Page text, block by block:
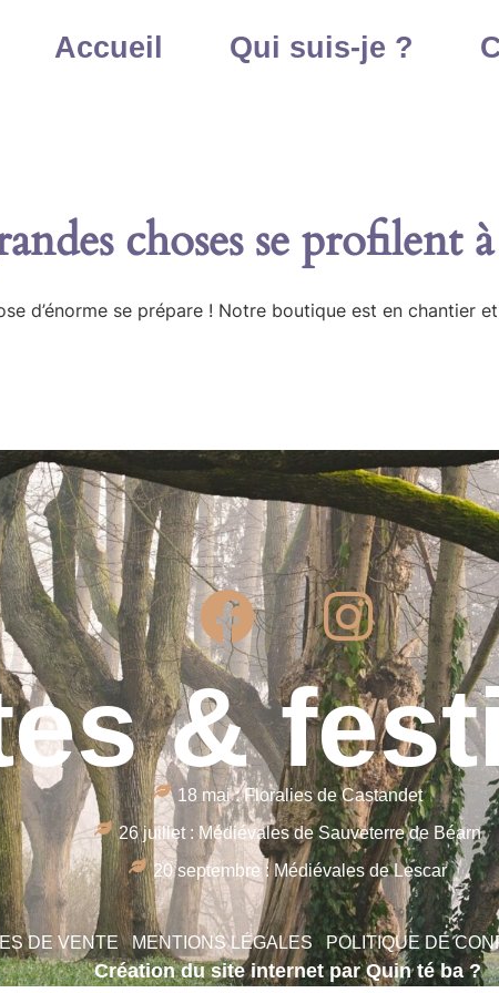
Accueil Qui suis-je ?
choses se profilent
d’énorme se prépare ! Notre boutique est en chantier
&
18 mai : Floralies de Castandet
26 juillet : Médiévales de Sauveterre de Béarn
20 septembre : Médiévales de Lescar
DE VENTE MENTIONS LÉGALES POLITIQUE DE
Création du site internet par Quin té ba ?